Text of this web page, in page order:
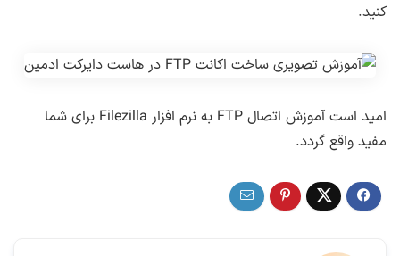
کنید.
امید است آموزش اتصال FTP به نرم افزار Filezilla برای شما
مفید واقع گردد.